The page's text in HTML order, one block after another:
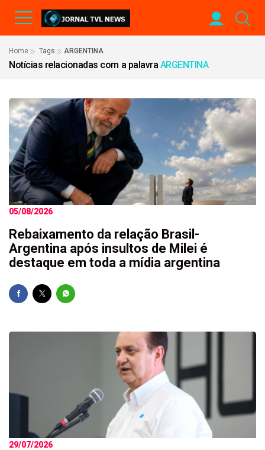
Home Tags ARGENTINA
Notícias relacionadas com a palavra ARGENTINA
05/08/2026
Rebaixamento da relação Brasil-
Argentina após insultos de Milei é
destaque em toda a mídia argentina
29/07/2026